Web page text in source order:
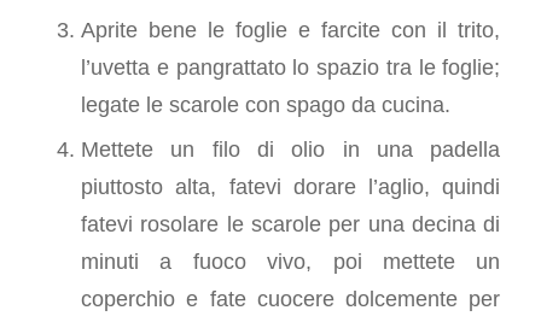
Aprite bene le foglie e farcite con il trito,
l’uvetta e pangrattato lo spazio tra le foglie;
legate le scarole con spago da cucina.
Mettete un filo di olio in una padella
piuttosto alta, fatevi dorare l’aglio, quindi
fatevi rosolare le scarole per una decina di
minuti a fuoco vivo, poi mettete un
coperchio e fate cuocere dolcemente per